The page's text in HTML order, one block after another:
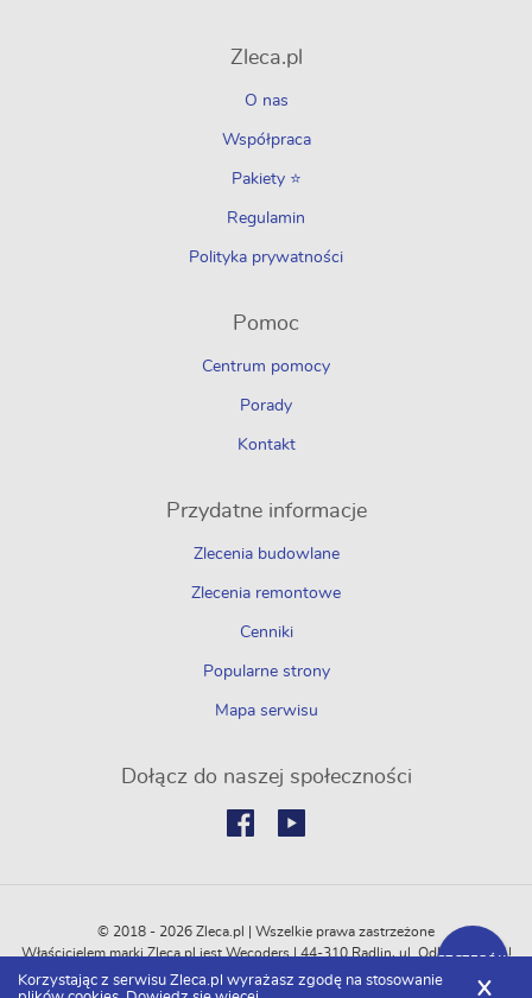
SZCZEGÓŁY
Zleca.pl
O nas
Współpraca
Pakiety ⭐
Regulamin
Polityka prywatności
Pomoc
Centrum pomocy
Porady
Kontakt
Przydatne informacje
Zlecenia budowlane
Zlecenia remontowe
Cenniki
Popularne strony
Mapa serwisu
Dołącz do naszej społeczności
© 2018 - 2026 Zleca.pl | Wszelkie prawa zastrzeżone
Właścicielem marki Zleca.pl jest Wecoders | 44-310 Radlin, ul. Odległa 114C |
REGON: 364774751 | NIP: 6472500747
Korzystając z serwisu Zleca.pl wyrażasz zgodę na stosowanie
X